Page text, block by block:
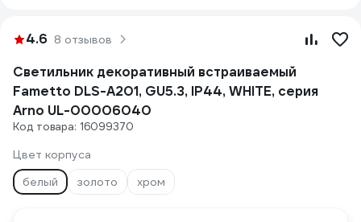
4.6 8 отзывов
Светильник декоративный встраиваемый
Fametto DLS-A201, GU5.3, IP44, WHITE, серия
Arno UL-00006040
Код товара: 16099370
Цвет корпуса
белый
золото хром